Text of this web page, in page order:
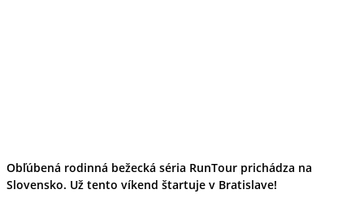
Obľúbená rodinná bežecká séria RunTour prichádza na
Slovensko. Už tento víkend štartuje v Bratislave!